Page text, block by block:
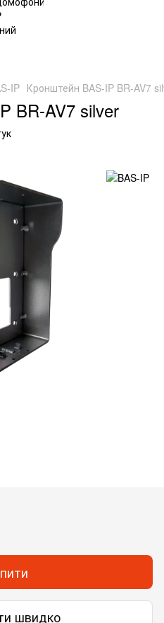
IP Кронштейн BAS-IP BR-AV7
BR-AV7 silver
швидко